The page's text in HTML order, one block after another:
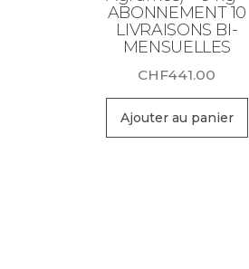
ABONNEMENT 10
LIVRAISONS BI-
MENSUELLES
CHF441.00
Ajouter au panier